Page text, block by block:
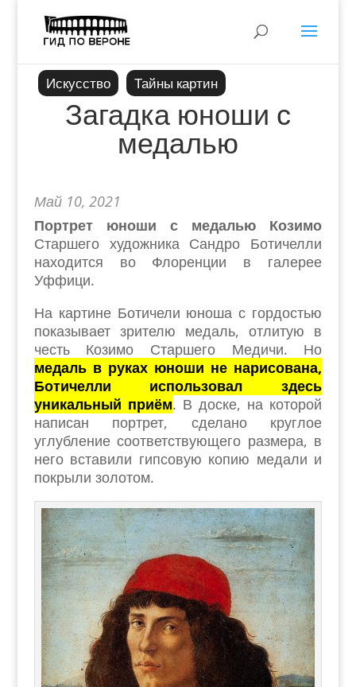
Искусство Тайны картин
Загадка юноши с
медалью
Май 10, 2021
Портрет юноши с медалью Козимо
Старшего художника Сандро Ботичелли
находится во Флоренции в галерее
Уффици.
На картине Ботичели юноша с гордостью
показывает зрителю медаль, отлитую в
честь Козимо Старшего Медичи. Но
медаль в руках юноши не нарисована,
Ботичелли использовал здесь
уникальный приём. В доске, на которой
написан портрет, сделано круглое
углубление соответствующего размера, в
него вставили гипсовую копию медали и
покрыли золотом.